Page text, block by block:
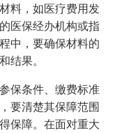
料，如医疗费用发
医保经办机构或指
中，要确保材料的
结果。
保条件、缴费标准
要清楚其保障范围
保障。在面对重大